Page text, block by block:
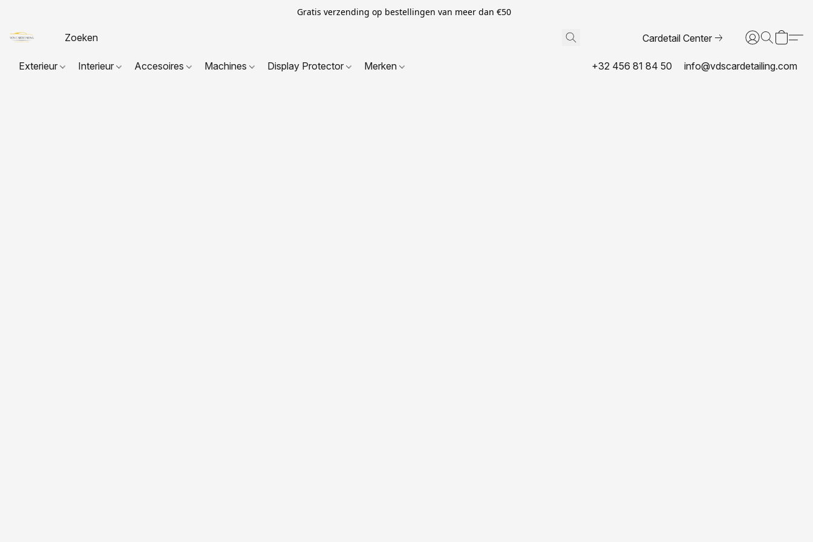
Gratis verzending op bestellingen van meer dan €50
Cardetail Center
Exterieur Interieur Accesoires Machines Display Protector Merken +32 456 81 84 50 info@vdscardetailing.com